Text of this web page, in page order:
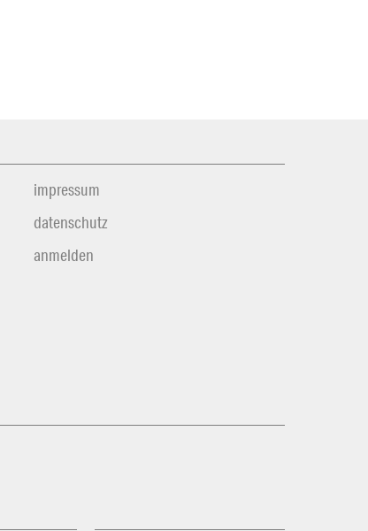
impressum
datenschutz
anmelden